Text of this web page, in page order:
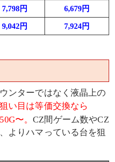
7,798円 6,679円
9,042円 7,924円
ンターではなく液晶上の
狙い目は等価交換なら
〜。CZ間ゲーム数やCZ
よりハマっている台を狙